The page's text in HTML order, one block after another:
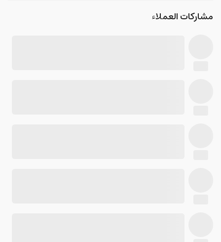
مشاركات العملاء